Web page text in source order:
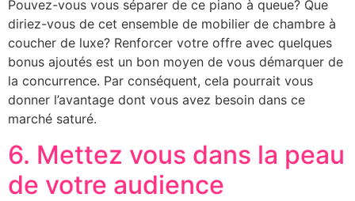
Pouvez-vous vous séparer de ce piano à queue? Que
diriez-vous de cet ensemble de mobilier de chambre à
coucher de luxe? Renforcer votre offre avec quelques
bonus ajoutés est un bon moyen de vous démarquer de
la concurrence. Par conséquent, cela pourrait vous
donner l’avantage dont vous avez besoin dans ce
marché saturé.
6. Mettez vous dans la peau
de votre audience